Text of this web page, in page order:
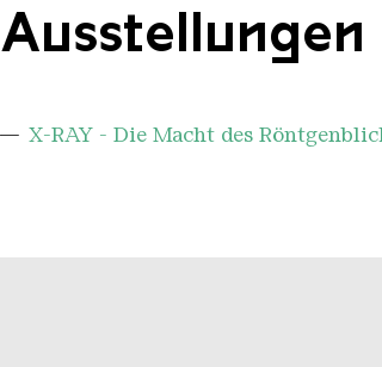
Ausstellungen
X-RAY - Die Macht des